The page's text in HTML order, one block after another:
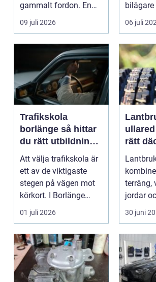
gammalt fordon. En
genomtänkt skrotning
09 juli 2026
bilägare
06 juli
Trafikskola
borlänge så hittar
du rätt utbildning
till körkortet
Att välja trafikskola är
ett av de viktigaste
stegen på vägen mot
körkort. I Borlänge
finns flera al...
01 juli 2026
ullared så väljer du
rätt
terräng,
jordar
väder.
30 juni